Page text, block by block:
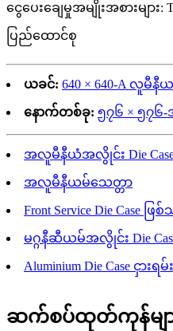
ငွေပေးချေမှုအမျိုးအစားများ:
ပြည်ထောင်စု
ယခင်: 640 × 640-A လူမီနီ
နောက်တစ်ခု: ၅၇၆ × ၅၇
အလူမီနီယံအလွိုင်း Die
အလူမီနီယမ်သေတ္တာ
Front Service Die Case ဖ
မဂ္ဂနီဆီယမ်အလွိုင်း Die
Aluminium Die Case ငှားရမ်
ဆက်စပ်ထုတ်ကုန်မျာ